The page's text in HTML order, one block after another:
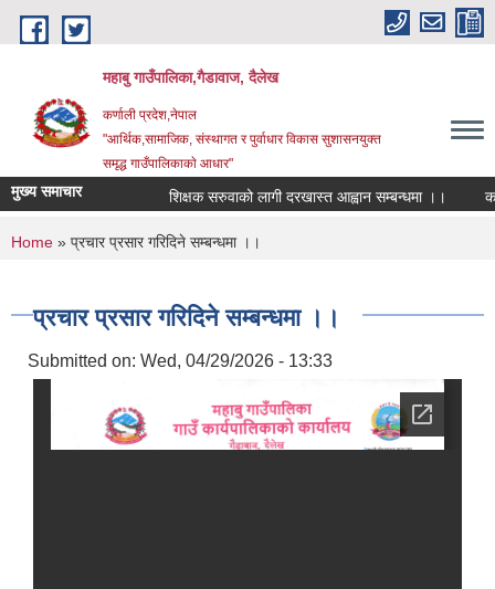
Skip to main content
महाबु गाउँपालिका,गैडावाज, दैलेख
कर्णाली प्रदेश,नेपाल
"आर्थिक,सामाजिक, संस्थागत र पुर्वाधार विकास सुशासनयुक्त
समृद्ध गाउँपालिकाकाे आधार"
मुख्य समाचार शिक्षक सरुवाको लागी दरखास्त आह्वान सम्बन्धमा ।।
You are here
Home » प्रचार प्रसार गरिदिने सम्बन्धमा ।।
प्रचार प्रसार गरिदिने सम्बन्धमा ।।
Submitted on: Wed, 04/29/2026 - 13:33